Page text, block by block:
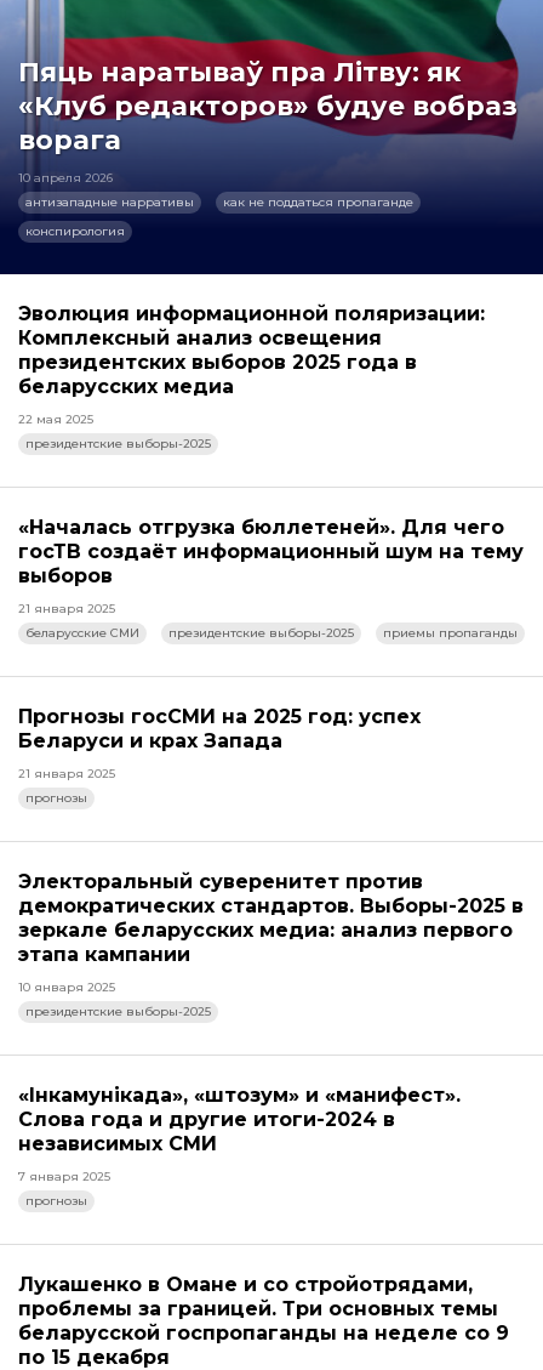
Пяць наратываў пра Літву: як
«Клуб редакторов» будуе вобраз
ворага
10 апреля 2026
антизападные нарративы
как не поддаться пропаганде
конспирология
Эволюция информационной поляризации:
Комплексный анализ освещения
президентских выборов 2025 года в
беларусских медиа
22 мая 2025
президентские выборы-2025
«Началась отгрузка бюллетеней». Для чего
госТВ создаёт информационный шум на тему
выборов
21 января 2025
беларусские СМИ
президентские выборы-2025 приемы пропаганды
Прогнозы госСМИ на 2025 год: успех
Беларуси и крах Запада
21 января 2025
прогнозы
Электоральный суверенитет против
демократических стандартов. Выборы-2025 в
зеркале беларусских медиа: анализ первого
этапа кампании
10 января 2025
президентские выборы-2025
«Інкамунікада», «штозум» и «манифест».
Слова года и другие итоги-2024 в
независимых СМИ
7 января 2025
прогнозы
Лукашенко в Омане и со стройотрядами,
проблемы за границей. Три основных темы
беларусской госпропаганды на неделе со 9
по 15 декабря